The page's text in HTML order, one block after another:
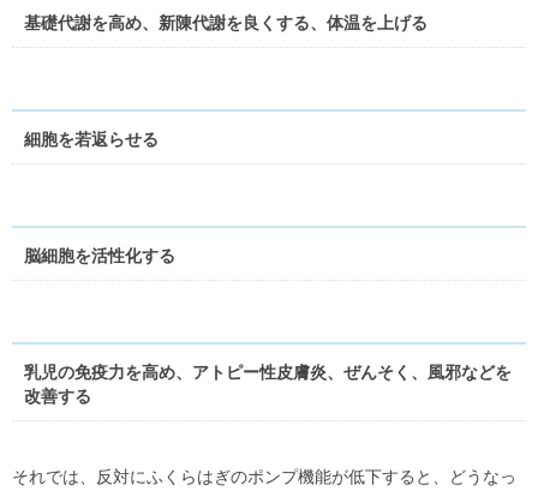
基礎代謝を高め、新陳代謝を良くする、体温を上げる
細胞を若返らせる
脳細胞を活性化する
乳児の免疫力を高め、アトピー性皮膚炎、ぜんそく、風邪などを
改善する
それでは、反対にふくらはぎのポンプ機能が低下すると、どうなっ